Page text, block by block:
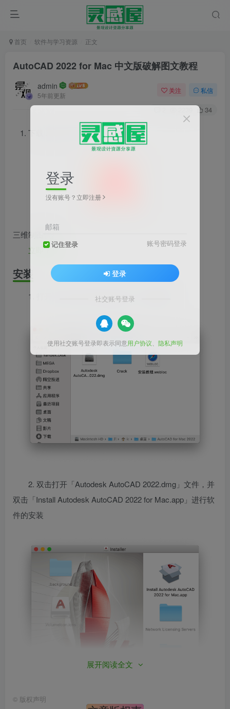
首页 软件与学习资源 正文
AutoCAD 2022 for Mac 中文版破解图文教程
admin
5年前更新
关注 私信
34
下载 AutoCAD for Mac 2022
三维制图软件
立即下载
安装
1. 打开 AutoCAD 2022 安装包，如下图所示
2. 双击打开「Autodesk AutoCAD 2022.dmg」文件，并
双击 「Install Autodesk AutoCAD 2022 for Mac.app」进行软
件的安装
展开阅读全文
© 版权声明
登录
没有账号？立即注册
邮箱
记住登录 账号密码登录
登录
社交账号登录
使用社交账号登录即表示同意用户协议 隐私声明